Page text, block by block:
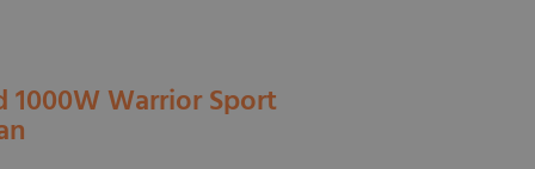
1000W Warrior Sport